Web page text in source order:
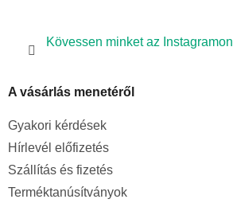
Kövessen minket az Instagramon
A vásárlás menetéről
Gyakori kérdések
Hírlevél előfizetés
Szállítás és fizetés
Terméktanúsítványok